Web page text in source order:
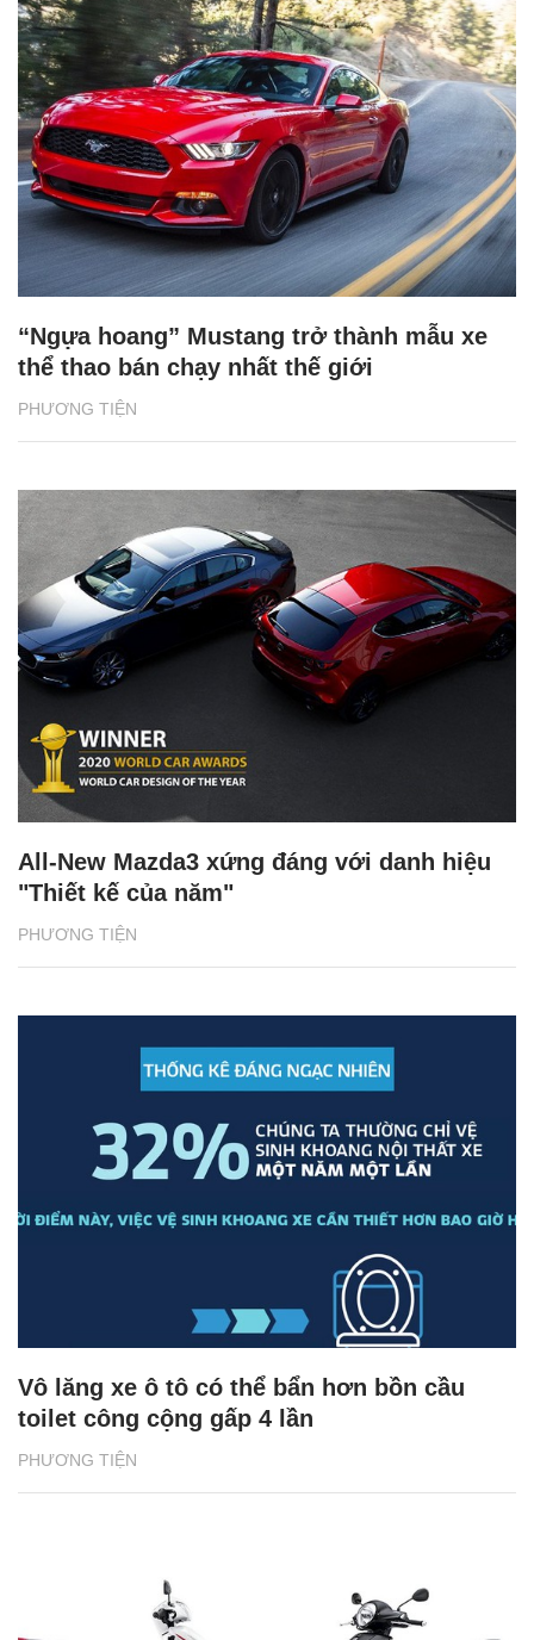
PHƯƠNG TIỆN
“Ngựa hoang” Mustang trở thành mẫu xe
thể thao bán chạy nhất thế giới
PHƯƠNG TIỆN
All-New Mazda3 xứng đáng với danh hiệu
"Thiết kế của năm"
PHƯƠNG TIỆN
Vô lăng xe ô tô có thể bẩn hơn bồn cầu
toilet công cộng gấp 4 lần